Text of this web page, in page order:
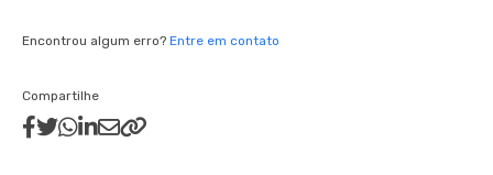
Encontrou algum erro? Entre em contato
Compartilhe